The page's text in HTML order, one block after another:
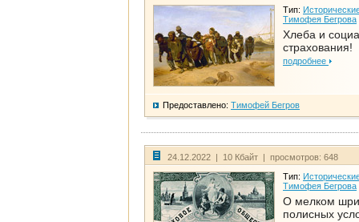
Тип:
Тимофея Бегрова
Хлеба и
страхования!
подробнее
Предоставлено: Тимофей Бегров
24.12.2022 | 10 Кбайт | просмотров: 648
Тип:
Тимофея Бегрова
О мелком
полисных